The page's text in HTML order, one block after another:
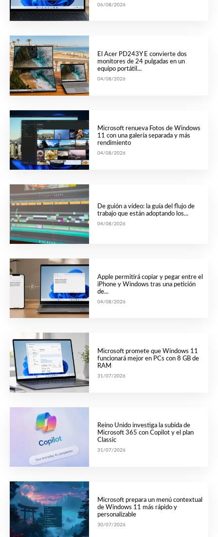
06/08/2026
El Acer PD243Y E convierte dos
monitores de 24 pulgadas en un
equipo portátil...
04/08/2026
Microsoft renueva Fotos de Windows
11 con una galería separada y más
rendimiento
04/08/2026
De guión a vídeo: la guía del flujo de
trabajo que están adoptando los...
04/08/2026
Apple permitirá copiar y pegar entre el
iPhone y Windows tras una petición
de...
04/08/2026
Microsoft promete que Windows 11
funcionará mejor en PCs con 8 GB de
RAM
31/07/2026
Reino Unido investiga la subida de
Microsoft 365 con Copilot y el plan
Classic
31/07/2026
Microsoft prepara un menú contextual
de Windows 11 más rápido y
personalizable
30/07/2026